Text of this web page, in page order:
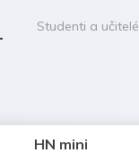
Studenti a učitelé
HN mini